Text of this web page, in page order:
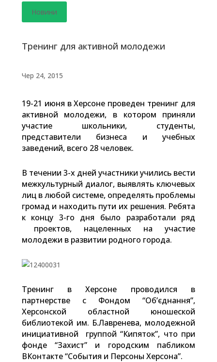
Новини
Тренинг для активной молодежи
Чер 24, 2015
19-21 июня в Херсоне проведен тренинг для
активной молодежи, в котором приняли
участие школьники, студенты,
представители бизнеса и учебных
заведений, всего 28 человек.
В течении 3-х дней участники учились вести
межкультурный диалог, выявлять ключевых
лиц в любой системе, определять проблемы
громад и находить пути их решения. Ребята
к концу 3-го дня было разработали ряд
проектов, нацеленных на участие
молодежи в развитии родного города.
Тренинг в Херсоне проводился в
партнерстве с Фондом “Об’єднання”,
Херсонской областной юношеской
библиотекой им. Б.Лавренева, молодежной
инициативной группой “Кипяток”, что при
фонде “Захист” и городским пабликом
ВКонтакте “События и Персоны Херсона”.